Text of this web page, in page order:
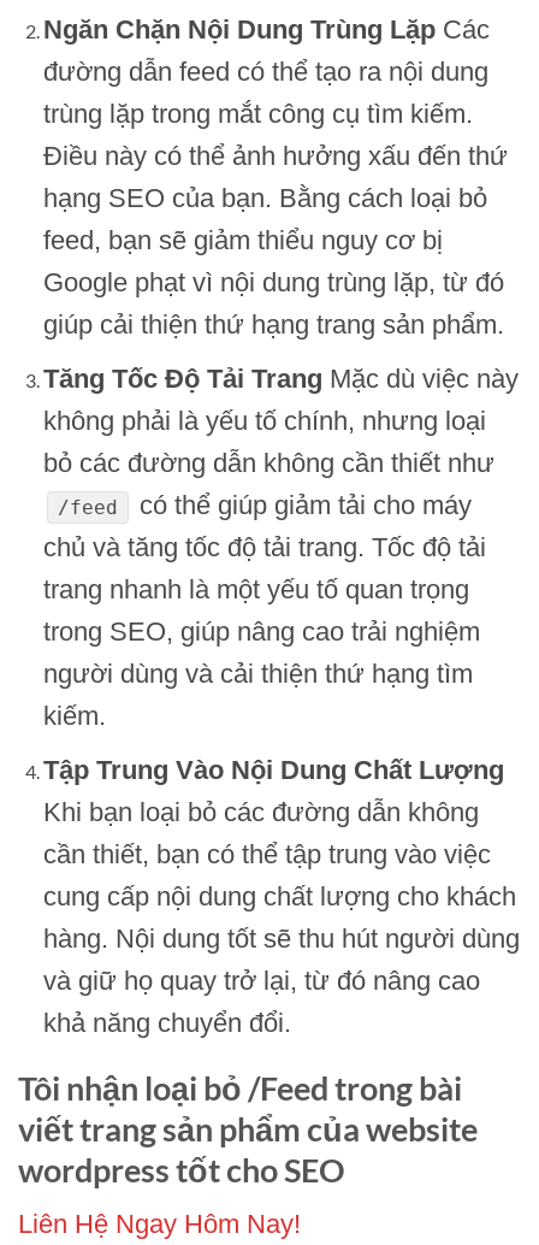
Ngăn Chặn Nội Dung Trùng LặpCác
đường dẫn feed có thể tạo ra nội dung
trùng lặp trong mắt công cụ tìm kiếm.
Điều này có thể ảnh hưởng xấu đến thứ
hạng SEO của bạn. Bằng cách loại bỏ
feed, bạn sẽ giảm thiểu nguy cơ bị
Google phạt vì nội dung trùng lặp, từ đó
giúp cải thiện thứ hạng trang sản phẩm.
Tăng Tốc Độ Tải Trang Mặc dù việc này
không phải là yếu tố chính, nhưng loại
bỏ các đường dẫn không cần thiết như
/feed
có thể giúp giảm tải cho máy
chủ và tăng tốc độ tải trang. Tốc độ tải
trang nhanh là một yếu tố quan trọng
trong SEO, giúp nâng cao trải nghiệm
người dùng và cải thiện thứ hạng tìm
kiếm.
Tập Trung Vào Nội Dung Chất Lượng
Khi bạn loại bỏ các đường dẫn không
cần thiết, bạn có thể tập trung vào việc
cung cấp nội dung chất lượng cho khách
hàng. Nội dung tốt sẽ thu hút người dùng
và giữ họ quay trở lại, từ đó nâng cao
khả năng chuyển đổi.
Tôi nhận loại bỏ /Feed trong bài
viết trang sản phẩm của website
wordpress tốt cho SEO
Liên Hệ Ngay Hôm Nay!